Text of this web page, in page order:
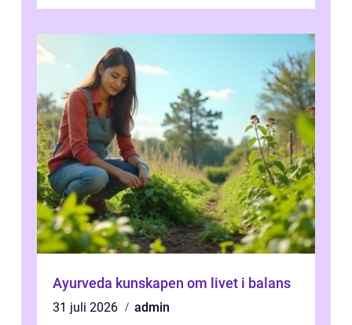
Ayurveda kunskapen om livet i balans
31 juli 2026
admin